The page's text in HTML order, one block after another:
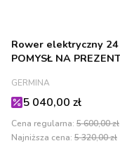
Rower elektryczny
POMYSŁ NA PREZENT
PRODUCENT
GERMINA
Cena promocyjna
5 040,00 zł
Cena regularna: 5 600,00 zł
Najniższa cena: 5 320,00 zł